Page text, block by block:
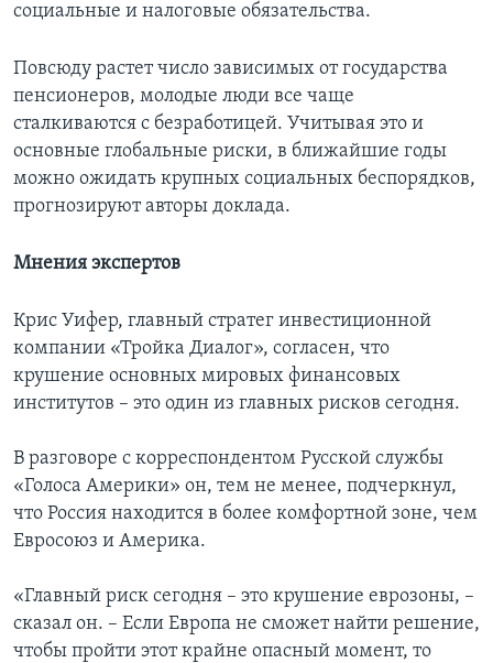
социальные и налоговые обязательства.
Повсюду растет число зависимых от государства
пенсионеров, молодые люди все чаще
сталкиваются с безработицей. Учитывая это и
основные глобальные риски, в ближайшие годы
можно ожидать крупных социальных беспорядков,
прогнозируют авторы доклада.
Мнения экспертов
Крис Уифер, главный стратег инвестиционной
компании «Тройка Диалог», согласен, что
крушение основных мировых финансовых
институтов – это один из главных рисков сегодня.
В разговоре с корреспондентом Русской службы
«Голоса Америки» он, тем не менее, подчеркнул,
что Россия находится в более комфортной зоне, чем
Евросоюз и Америка.
«Главный риск сегодня – это крушение еврозоны, –
сказал он. – Если Европа не сможет найти решение,
чтобы пройти этот крайне опасный момент, то